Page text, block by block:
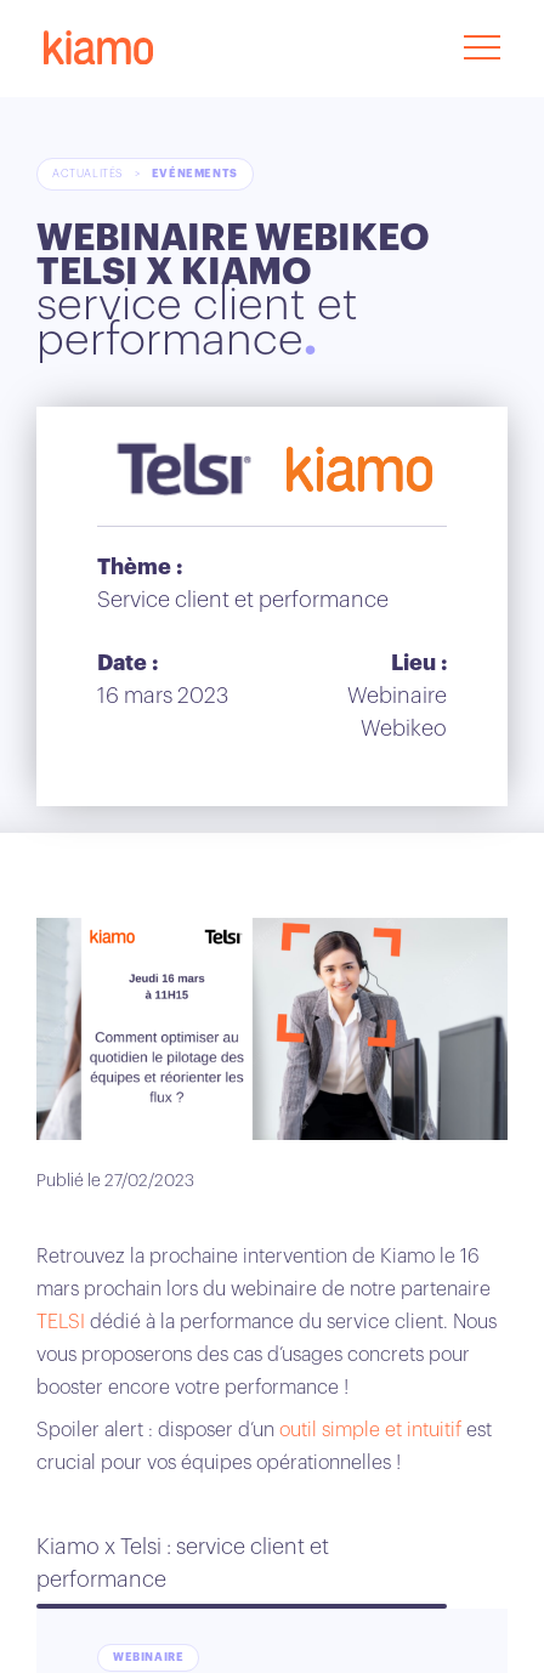
ACTUALITÉS > EVÉNEMENTS
WEBINAIRE WEBIKEO
TELSI X KIAMO
service client et
performance
Thème :
Service client et performance
Date :
16 mars 2023
Lieu :
Webinaire
Webikeo
Publié le 27/02/2023
Retrouvez la prochaine intervention de Kiamo le 16
mars prochain lors du webinaire de notre partenaire
TELSI dédié à la performance du service client. Nous
vous proposerons des cas d’usages concrets pour
booster encore votre performance !
Spoiler alert : disposer d’un outil simple et intuitif est
crucial pour vos équipes opérationnelles !
Kiamo x Telsi : service client et
performance
WEBINAIRE